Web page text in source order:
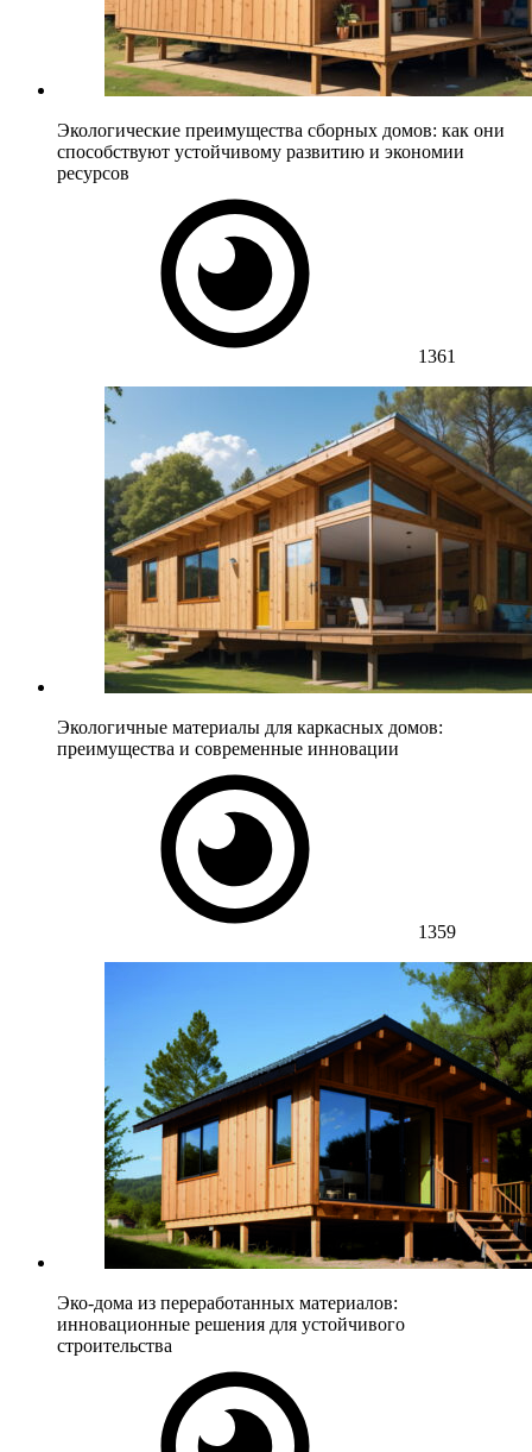
Экологические преимущества сборных домов: как они
способствуют устойчивому развитию и экономии
ресурсов
1361
Экологичные материалы для каркасных домов:
преимущества и современные инновации
1359
Эко-дома из переработанных материалов:
инновационные решения для устойчивого
строительства